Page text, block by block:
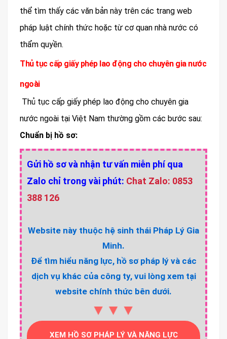
thể tìm thấy các văn bản này trên các trang web
pháp luật chính thức hoặc từ cơ quan nhà nước có
thẩm quyền.
Thủ tục cấp giấy phép lao động cho chuyên gia nước
ngoài
Thủ tục cấp giấy phép lao động cho chuyên gia
nước ngoài tại Việt Nam thường gồm các bước sau:
Chuẩn bị hồ sơ:
Gửi hồ sơ và nhận tư vấn miễn phí qua
Zalo chỉ trong vài phút: Chat Zalo: 0853
388 126
Website này thuộc hệ sinh thái Pháp Lý Gia
Minh.
Để tìm hiểu năng lực, hồ sơ pháp lý và các
dịch vụ khác của công ty, vui lòng xem tại
website chính thức bên dưới.
▼▼▼
XEM HỒ SƠ PHÁP LÝ VÀ NĂNG LỰC